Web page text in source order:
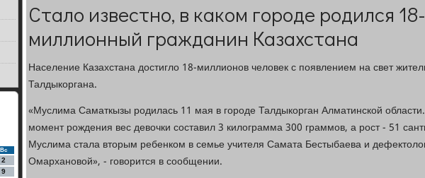
Вс
2
9
Стало известно, в каком городе родился 18-
миллионный гражданин Казахстана
Население Казахстана достигло 18-миллионов человек с появлением на свет
Талдыкоргана.
«Муслима Саматкызы родилась 11 мая в городе Талдыкорган Алматинской
момент рождения вес девочки составил 3 килограмма 300 граммов, а рост - 51
Муслима стала вторым ребенком в семье учителя Самата Бестыбаева и
Омархановой», - говорится в сообщении.